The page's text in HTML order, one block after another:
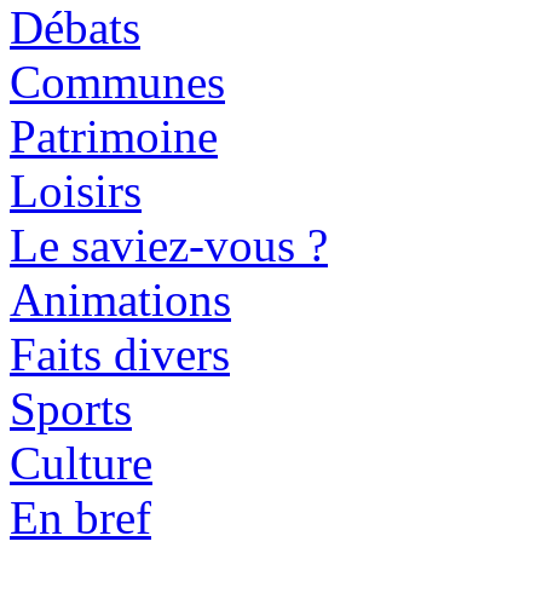
Débats
Communes
Patrimoine
Loisirs
Le saviez-vous ?
Animations
Faits divers
Sports
Culture
En bref